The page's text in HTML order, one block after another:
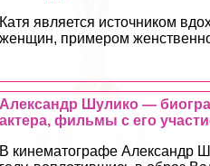
Катя является источником
женщин, примером
Александр Шулико —
актера, фильмы с его
В кинематографе Александр